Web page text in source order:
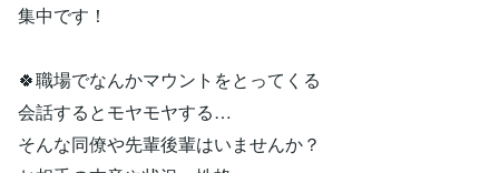
集中です！
🍀職場でなんかマウントをとってくる
会話するとモヤモヤする…
そんな同僚や先輩後輩はいませんか？